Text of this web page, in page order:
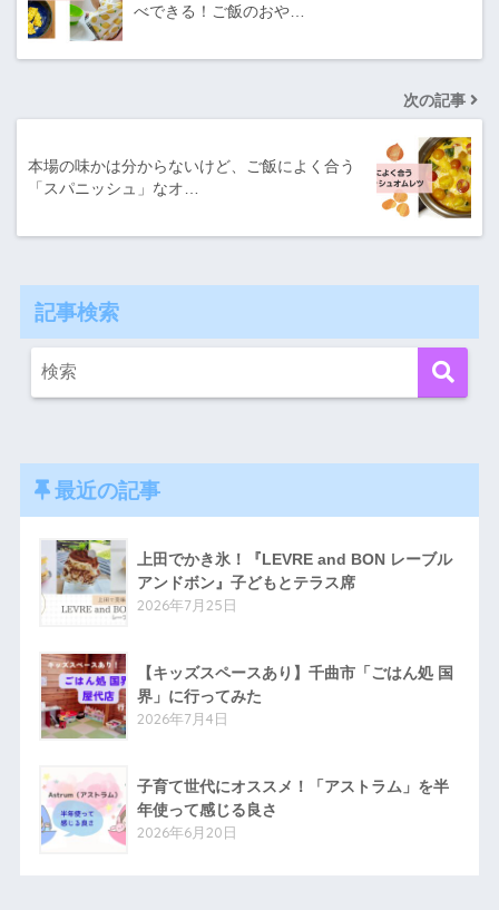
べできる！ご飯のおや…
次の記事
本場の味かは分からないけど、ご飯によく合う
「スパニッシュ」なオ…
記事検索
最近の記事
上田でかき氷！『LEVRE and BON レーブル
アンドボン』子どもとテラス席
2026年7月25日
【キッズスペースあり】千曲市「ごはん処 国
界」に行ってみた
2026年7月4日
子育て世代にオススメ！「アストラム」を半
年使って感じる良さ
2026年6月20日